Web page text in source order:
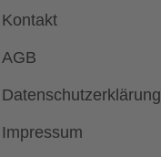
Kontakt
AGB
Datenschutzerklärung
Impressum